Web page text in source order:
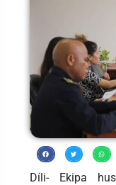
Díli- Ekipa